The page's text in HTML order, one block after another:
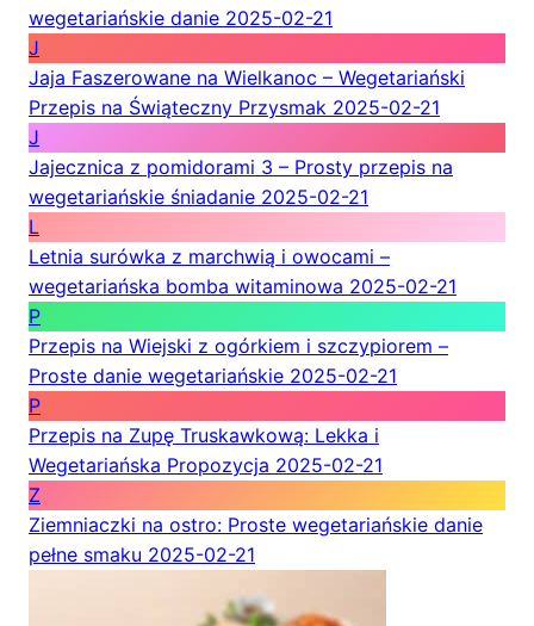
wegetariańskie danie 2025-02-21
J
Jaja Faszerowane na Wielkanoc – Wegetariański
Przepis na Świąteczny Przysmak 2025-02-21
J
Jajecznica z pomidorami 3 – Prosty przepis na
wegetariańskie śniadanie 2025-02-21
L
Letnia surówka z marchwią i owocami –
wegetariańska bomba witaminowa 2025-02-21
P
Przepis na Wiejski z ogórkiem i szczypiorem –
Proste danie wegetariańskie 2025-02-21
P
Przepis na Zupę Truskawkową: Lekka i
Wegetariańska Propozycja 2025-02-21
Z
Ziemniaczki na ostro: Proste wegetariańskie danie
pełne smaku 2025-02-21